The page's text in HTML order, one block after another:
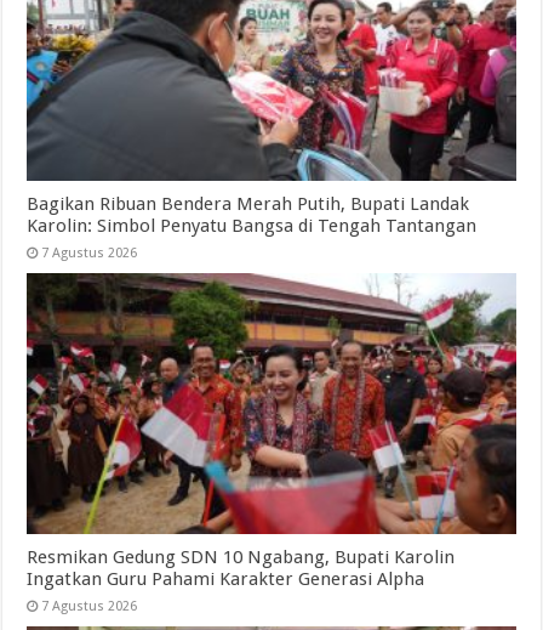
Bagikan Ribuan Bendera Merah Putih, Bupati Landak
Karolin: Simbol Penyatu Bangsa di Tengah Tantangan
7 Agustus 2026
Resmikan Gedung SDN 10 Ngabang, Bupati Karolin
Ingatkan Guru Pahami Karakter Generasi Alpha
7 Agustus 2026